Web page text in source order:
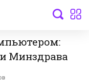
Минздрава